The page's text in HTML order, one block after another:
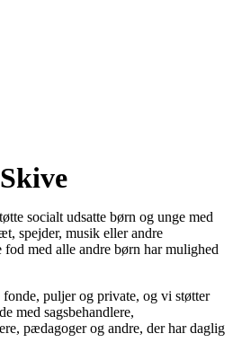
socialt udsatte børn og unge med
spejder, musik eller andre
med alle andre børn har mulighed
puljer og private, og vi støtter
med sagsbehandlere,
pædagoger og andre, der har daglig